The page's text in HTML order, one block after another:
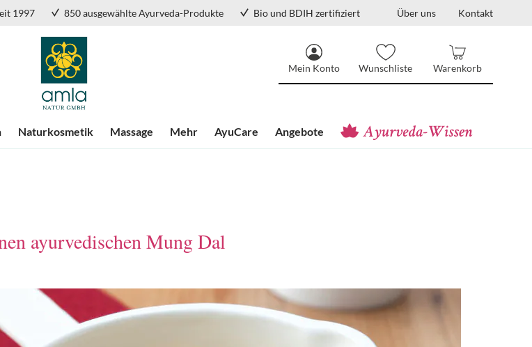
1997 850 ausgewählte Ayurveda-Produkte Bio und BDIH zertifiziert Über uns Kontakt
Naturkosmetik Massage Mehr AyuCare Angebote
Mein Konto Wunschliste
Warenkorb
ayurvedischen Mung Dal